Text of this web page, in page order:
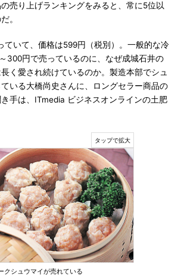
売り上げランキングをみると、常に5位以
。
ていて、価格は599円（税別）。一般的な冷
300円で売っているのに、なぜ成城石井の
く愛され続けているのか。製造本部でシュ
いる大橋尚史さんに、ロングセラー商品の
手は、ITmedia ビジネスオンラインの土肥
クシュウマイが売れている